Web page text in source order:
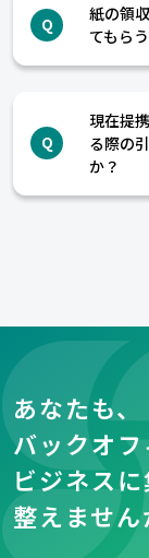
Q
紙の領
てもら
Q
現在提
る際の
か？
あなたも、
バックオ
ビジネス
整えません